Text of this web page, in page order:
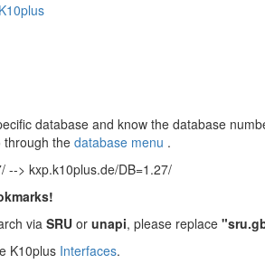
database and know the database
through thedatabase menu .
--> kxp.k10plus.de/DB=1.27/
via SRU or unapi, please replace
K10plus Interfaces.